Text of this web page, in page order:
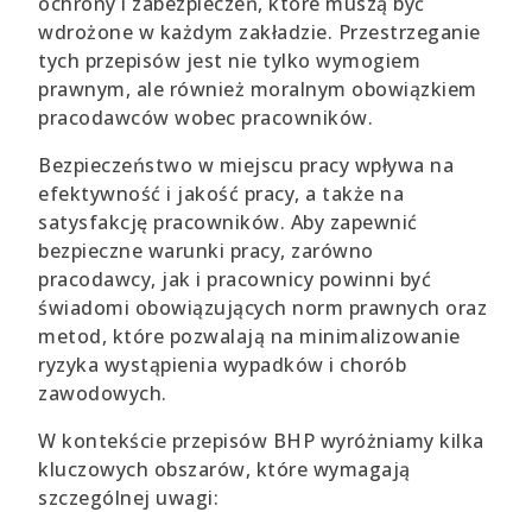
wdrożone w każdym zakładzie. Przestrzeganie
tych przepisów jest nie tylko wymogiem
prawnym, ale również moralnym obowiązkiem
pracodawców wobec pracowników.
Bezpieczeństwo w miejscu pracy wpływa na
efektywność i jakość pracy, a także na
satysfakcję pracowników. Aby zapewnić
bezpieczne warunki pracy, zarówno
pracodawcy, jak i pracownicy powinni być
świadomi obowiązujących norm prawnych oraz
metod, które pozwalają na minimalizowanie
ryzyka wystąpienia wypadków i chorób
zawodowych.
W kontekście przepisów BHP wyróżniamy kilka
kluczowych obszarów, które wymagają
szczególnej uwagi: